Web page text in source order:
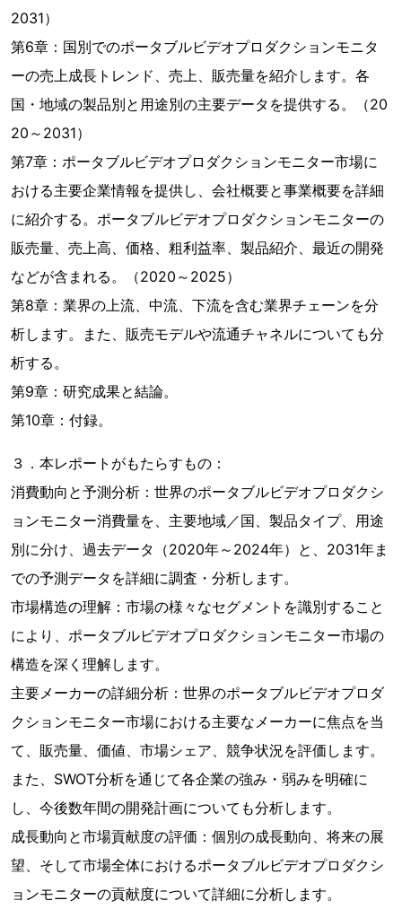
2031）
第6章：国別でのポータブルビデオプロダクションモニタ
ーの売上成長トレンド、売上、販売量を紹介します。各
国・地域の製品別と用途別の主要データを提供する。（20
20～2031）
第7章：ポータブルビデオプロダクションモニター市場に
おける主要企業情報を提供し、会社概要と事業概要を詳細
に紹介する。ポータブルビデオプロダクションモニターの
販売量、売上高、価格、粗利益率、製品紹介、最近の開発
などが含まれる。（2020～2025）
第8章：業界の上流、中流、下流を含む業界チェーンを分
析します。また、販売モデルや流通チャネルについても分
析する。
第9章：研究成果と結論。
第10章：付録。
３．本レポートがもたらすもの：
消費動向と予測分析：世界のポータブルビデオプロダクシ
ョンモニター消費量を、主要地域／国、製品タイプ、用途
別に分け、過去データ（2020年～2024年）と、2031年ま
での予測データを詳細に調査・分析します。
市場構造の理解：市場の様々なセグメントを識別すること
により、ポータブルビデオプロダクションモニター市場の
構造を深く理解します。
主要メーカーの詳細分析：世界のポータブルビデオプロダ
クションモニター市場における主要なメーカーに焦点を当
て、販売量、価値、市場シェア、競争状況を評価します。
また、SWOT分析を通じて各企業の強み・弱みを明確に
し、今後数年間の開発計画についても分析します。
成長動向と市場貢献度の評価：個別の成長動向、将来の展
望、そして市場全体におけるポータブルビデオプロダクシ
ョンモニターの貢献度について詳細に分析します。